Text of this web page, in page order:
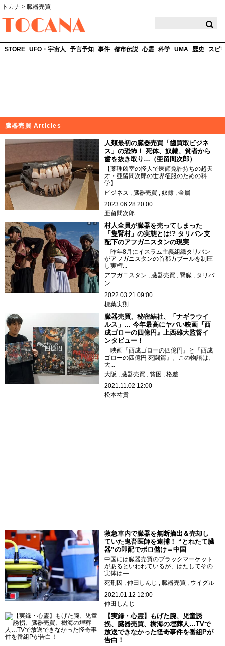
トカナ > 臓器売買
STORE UFO・宇宙人 予言予知 事件 都市伝説 心霊 科学 UMA 歴史 スピ
臓器売買 Articles
人類最初の臓器売買「歯買取ビジネ
ス」の恐怖！ 死体、奴隷、貧者から
歯を抜き取り…（亜留間次郎）
【薬理凶室の怪人で医師免許持ちの超天
才・亜留間次郎の世界征服のための科
学】 ...
ビジネス
臓器売買 奴隷
金属
2023.06.28 20:00
亜留間次郎
村人全員が臓器を売ってしまった
「隻腎村」の実態とは!? タリバン支
配下のアフガニスタンの現実
昨年8月にイスラム主義組織タリバン
がアフガニスタンの首都カブールを制圧
し実権...
アフガニスタン
臓器売買 腎臓
タリバ
ン
2022.03.21 09:00
標葉実則
臓器売買、秘密結社、「ナギラウイ
ルス」… 今年最高にヤバい映画『西
成ゴローの四億円』上西雄大監督イ
ンタビュー！
映画『西成ゴローの四億円』と『西成
ゴローの四億円 死闘篇』。この物語は、
大...
大阪
臓器売買 貧困
格差
2021.11.02 12:00
松本祐貴
救急車内で臓器を無断摘出＆売却し
ていた鬼畜医師を逮捕！ “とれたて臓
器”の即配でボロ儲け＝中国
中国には臓器売買のブラックマーケット
があるといわれているが、はたしてその
実体は―...
死刑囚
仲田しんじ 臓器売買
ウイグル
2021.01.12 12:00
仲田しんじ
【実録・心霊】もげた腕、児童誘
拐、臓器売買、樹海の埋葬人…TVで
放送できなかった怪奇事件を番組Pが
告白！